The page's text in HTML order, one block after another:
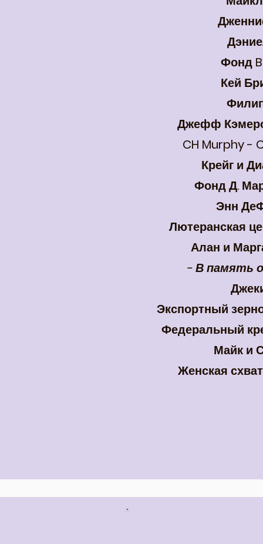
Фонд
Кей
Джефф
CH Murphy -
Крейг и
Фонд Д.
Энн
Лютеранская
Алан и
- В память
Экспортный
Федеральный
Майк и
Женская